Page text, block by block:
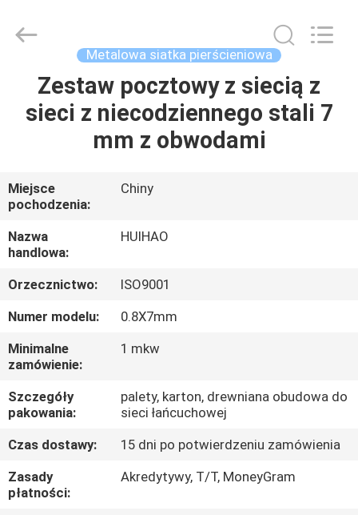
DOMU
O
NAS
WYCIECZKA
PO
FABRYCE
KONTROLA
JAKOŚCI
SKONTAKTUJ
SIĘ
Product
Limited.
Metalowa siatka pierścieniowa
Zestaw pocztowy z siecią z
sieci z niecodziennego stali 7
mm z obwodami
Miejsce
pochodzenia:
Chiny
Nazwa
handlowa:
HUIHAO
Orzecznictwo:
ISO9001
Numer modelu:
0.8X7mm
Minimalne
zamówienie:
1 mkw
Szczegóły
pakowania:
palety, karton, drewniana obudowa do
sieci łańcuchowej
Czas dostawy:
15 dni po potwierdzeniu zamówienia
Zasady
płatności:
Akredytywy, T/T, MoneyGram